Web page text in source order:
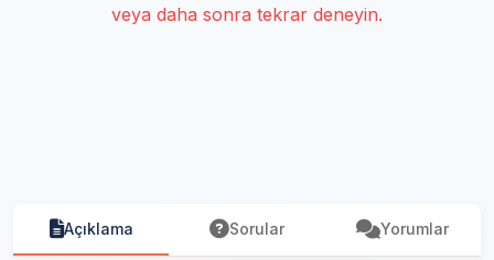
veya daha sonra tekrar deneyin.
Açıklama Sorular Yorumlar